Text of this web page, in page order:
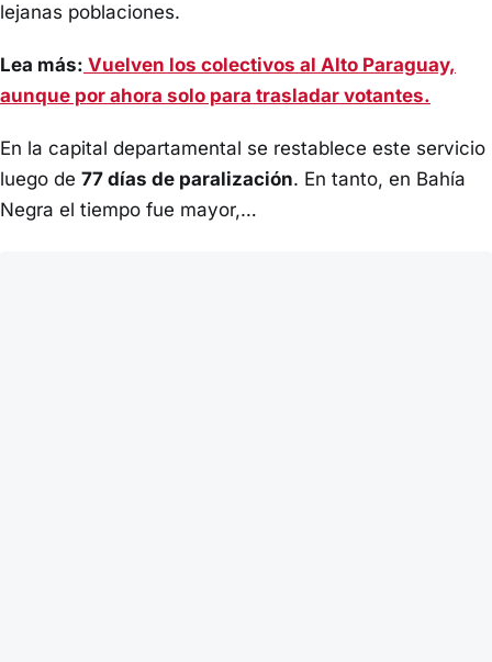
lejanas poblaciones.
Lea más: Vuelven los colectivos al Alto Paraguay,
aunque por ahora solo para trasladar votantes.
En la capital departamental se restablece este servicio
luego de 77 días de paralización. En tanto, en Bahía
Negra el tiempo fue mayor,…